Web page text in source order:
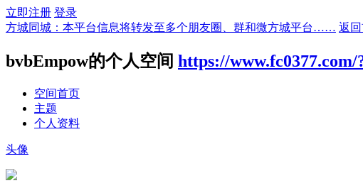
立即注册 登录
方城同城：本平台信息将转发至多个朋友圈、群和微方城平台…… 返
bvbEmpow的个人空间 https://www.fc0377.com/
空间首页
主题
个人资料
头像